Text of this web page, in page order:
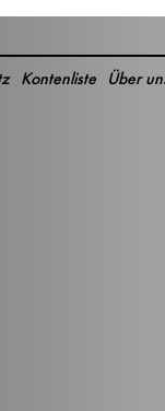
Über
Kontenliste